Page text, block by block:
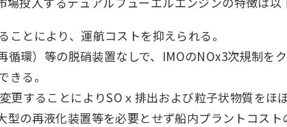
とにより、運航コストを抑えられる。
循環）等の脱硝装置なしで、IMOのNOx3次規制をク
きる。
更することによりSOｘ排出および粒子状物質をほ
の再液化装置等を必要とせず船内プラントコスト